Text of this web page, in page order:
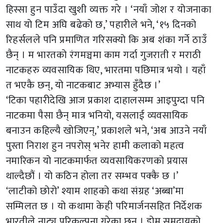
हिस्सा हुन पाउँदा खुशी व्यक्त गरे । ‘नयाँ जोश र योजनाका
साथ यो टिम अघि बढेको छ,’ पहारीले भने, ‘१५ दिनको
रिहर्सलले पनि प्रमाणित गरिसक्यो कि अब शंका गर्ने ठाउँ
छैन् । म भारतको रंगमञ्चमा काम गर्दा गुजराती र मराठी
नाटकहरु व्यवसायिक थिए, भारतमा पछिमात्र भयो । यहाँ
त भएकै छन्, यो नाटकबाट अभ्यास हुँदैछ ।’
‘टिका पहारीदेखि आज प्रकाश दाहालसम्म आइपुग्दा पनि
नाटकमा पैसा छैन् मात्र भनियो, यसलाई व्यवसायिक
बनाउन कहिल्यै खोजिएन्,’ प्रकाशले भने, ‘अब आउने नयाँ
पुस्ता निराश हुन नपरोस् भनेर हामी कलाको महत्व
नमारिकन यो नाटकमार्फत व्यवसायिकरणको प्रयास
थाल्दैछौं । यो कठिन होला तर सम्भव पक्कै छ ।’
‘लाटीको छोरो’ श्याम शाहको कथा संग्रह ‘अब्बा’मा
सम्मिलत छ । यो कथामा केही परिमार्जनसहित निर्देशक